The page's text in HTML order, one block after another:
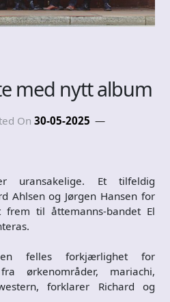
med nytt album
On 30-05-2025
uransakelige. Et tilfeldig
Ahlsen og Jørgen Hansen for
til åttemanns-bandet El
felles forkjærlighet for
ørkenområder, mariachi,
forklarer Richard og